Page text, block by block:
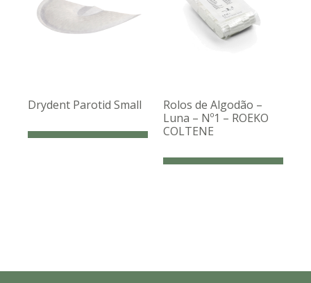
Drydent Parotid Small
Rolos de Algodão –
Luna – Nº1 – ROEKO
COLTENE